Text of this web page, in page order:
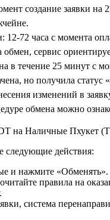
создание заявки на
12-72 часа с момента
обмен, сервис
в течение 25 минут с
но получила статус
изменений в
обмена можно
на Наличные Пхукет
следующие действия:
и нажмите «Обменять».
правила на
система